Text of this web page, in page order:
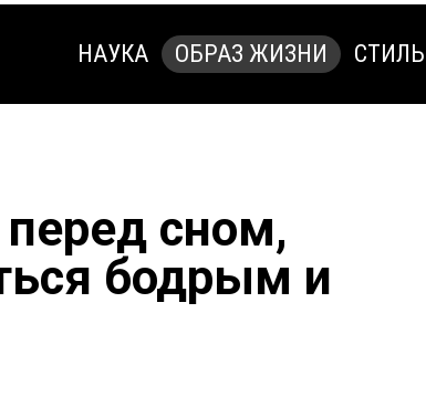
НАУКА ОБРАЗ ЖИЗНИ СТИЛЬ
сном,
бодрым и